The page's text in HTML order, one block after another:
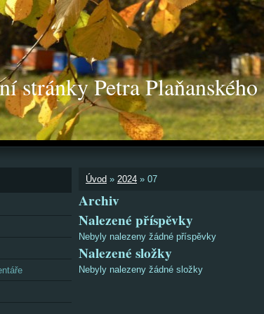
stránky Petra Plaňanského
Úvod » 2024 » 07
Archiv
Nalezené příspěvky
Nebyly nalezeny žádné příspěvky
Nalezené složky
Nebyly nalezeny žádné složky